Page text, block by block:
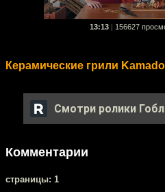
13:13 156627
Керамические грили
Смотри ролики
Комментарии
cтраницы: 1